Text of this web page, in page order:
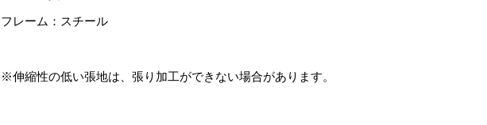
フレーム：スチール
※伸縮性の低い張地は、張り加工ができない場合があります。